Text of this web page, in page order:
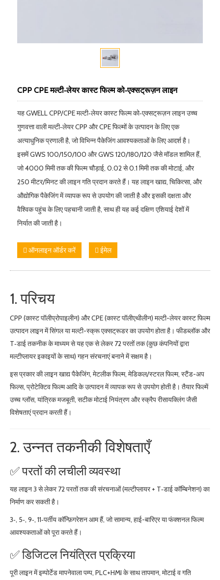
CPP CPE मल्टी‑लेयर कास्ट फिल्म को‑एक्सट्रूज़न लाइन
यह GWELL CPP/CPE मल्टी‑लेयर कास्ट फिल्म को‑एक्सट्रूज़न लाइन उच्च
गुणवत्ता वाली मल्टी‑लेयर CPP और CPE फिल्मों के उत्पादन के लिए एक
अत्याधुनिक प्रणाली है, जो विभिन्न पैकेजिंग आवश्यकताओं के लिए आदर्श है।
इसमें GWS 100/150/100 और GWS 120/180/120 जैसे मॉडल शामिल हैं,
जो 4000 मिमी तक की फिल्म चौड़ाई, 0.02 से 0.1 मिमी तक की मोटाई, और
250 मीटर/मिनट की लाइन गति प्रदान करते हैं। यह लाइन खाद्य, चिकित्सा, और
औद्योगिक पैकेजिंग में व्यापक रूप से उपयोग की जाती है और इसकी दक्षता और
वैश्विक पहुंच के लिए पहचानी जाती है, साथ ही यह कई दक्षिण एशियाई देशों में
निर्यात की जाती है।
ऑनलाइन ऑर्डर करें ईमेल
1. परिचय
CPP (कास्ट पॉलीप्रोपाइलीन) और CPE (कास्ट पॉलीएथीलीन) मल्टी-लेयर कास्ट फिल्म
उत्पादन लाइ़न में सिंगल या मल्टी-स्क्रू एक्सट्रूडर का उपयोग होता है। फीडब्लॉक और
T‑डाई तकनीक के माध्यम से यह एक से लेकर 72 परतों तक (कुछ कंपनियों द्वारा
मल्टीप्लायर इकाइयों के साथ) गहन संरचनाएं बनाने में सक्षम है।
इस प्रकार की लाइ़न खाद्य पैकेजिंग, मेटलीक फिल्म, मेडिकल/स्टरल फिल्म, स्टैंड-अप
फिल्स, प्रोटेक्टिव फिल्म आदि के उत्पादन में व्यापक रूप से उपयोग होती है। तैयार फिल्में
उच्च ग्लॉस, यांत्रिक मजबूती, सटीक मोटाई नियंत्रण और स्क्रैप रीसायक्लिंग जैसी
विशेषताएं प्रदान करती हैं।
2. उन्नत तकनीकी विशेषताएँ
✅ परतों की लचीली व्यवस्था
यह लाइ़न 3 से लेकर 72 परतों तक की संरचनाओं (मल्टीप्लायर + T‑डाई कॉम्बिनेशन) का
निर्माण कर सकती है।
3‑, 5‑, 9‑, 11‑पर्तीय कॉन्फ़िगरेशन आम हैं, जो सामान्य, हाई-बारिएर या फंक्शनल फिल्म
आवश्यकताओं को पूरा करते हैं।
✅ डिजिटल नियंत्रित प्रक्रिया
पूरी लाइ़न में इम्पोर्टेड मापनेवाला पम्प, PLC+HMI के साथ तापमान, मोटाई व गति